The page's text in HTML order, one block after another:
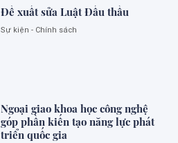
Đề xuất sửa Luật Đấu thầu
Sự kiện - Chính sách
Ngoại giao khoa học công nghệ
góp phần kiến tạo năng lực phát
triển quốc gia